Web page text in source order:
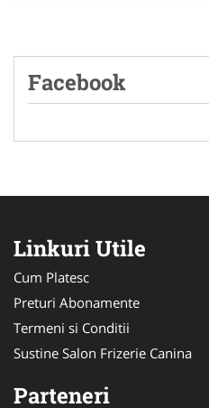
Facebook
Linkuri Utile
Cum Platesc
Preturi Abonamente
Termeni si Conditii
Sustine Salon Frizerie Canina
Parteneri